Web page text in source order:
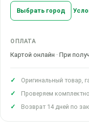
Выбрать город
ОПЛАТА
Картой онлайн · При
Оригинальный товар,
Проверяем
Возврат 14 дней по